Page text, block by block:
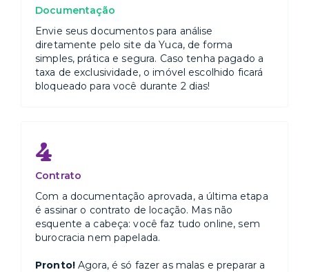
Documentação
Envie seus documentos para análise
diretamente pelo site da Yuca, de forma
simples, prática e segura. Caso tenha pagado a
taxa de exclusividade, o imóvel escolhido ficará
bloqueado para você durante 2 dias!
4
Contrato
Com a documentação aprovada, a última etapa
é assinar o contrato de locação. Mas não
esquente a cabeça: você faz tudo online, sem
burocracia nem papelada.
Pronto!Agora, é só fazer as malas e preparar a